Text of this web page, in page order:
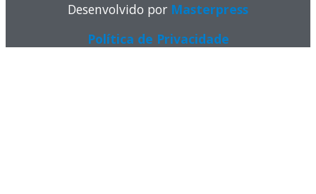
Desenvolvido por Masterpress
Política de Privacidade